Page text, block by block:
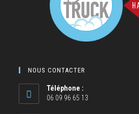
NOUS CONTACTER
Téléphone :
06 09 96 65 13